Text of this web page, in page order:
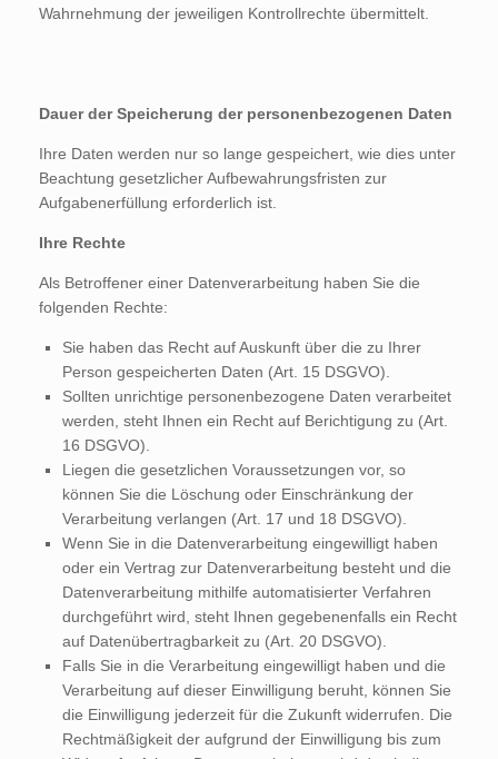
Wahrnehmung der jeweiligen Kontrollrechte übermittelt.
Dauer der Speicherung der personenbezogenen Daten
Ihre Daten werden nur so lange gespeichert, wie dies unter
Beachtung gesetzlicher Aufbewahrungsfristen zur
Aufgabenerfüllung erforderlich ist.
Ihre Rechte
Als Betroffener einer Datenverarbeitung haben Sie die
folgenden Rechte:
Sie haben das Recht auf Auskunft über die zu Ihrer
Person gespeicherten Daten (Art. 15 DSGVO).
Sollten unrichtige personenbezogene Daten verarbeitet
werden, steht Ihnen ein Recht auf Berichtigung zu (Art.
16 DSGVO).
Liegen die gesetzlichen Voraussetzungen vor, so
können Sie die Löschung oder Einschränkung der
Verarbeitung verlangen (Art. 17 und 18 DSGVO).
Wenn Sie in die Datenverarbeitung eingewilligt haben
oder ein Vertrag zur Datenverarbeitung besteht und die
Datenverarbeitung mithilfe automatisierter Verfahren
durchgeführt wird, steht Ihnen gegebenenfalls ein Recht
auf Datenübertragbarkeit zu (Art. 20 DSGVO).
Falls Sie in die Verarbeitung eingewilligt haben und die
Verarbeitung auf dieser Einwilligung beruht, können Sie
die Einwilligung jederzeit für die Zukunft widerrufen. Die
Rechtmäßigkeit der aufgrund der Einwilligung bis zum